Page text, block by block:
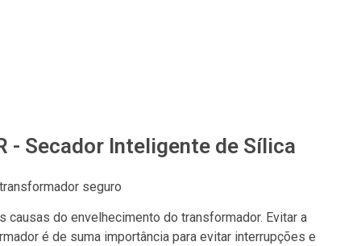
- Secador Inteligente de Sílica
seguro
causas do envelhecimento do transformador. Evitar a
é de suma importância para evitar interrupções e